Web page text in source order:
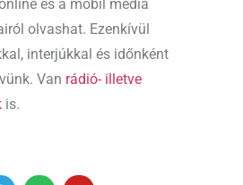
és a mobil média
olvashat. Ezenkívül
interjúkkal és időnként
Van rádió- illetve
is.